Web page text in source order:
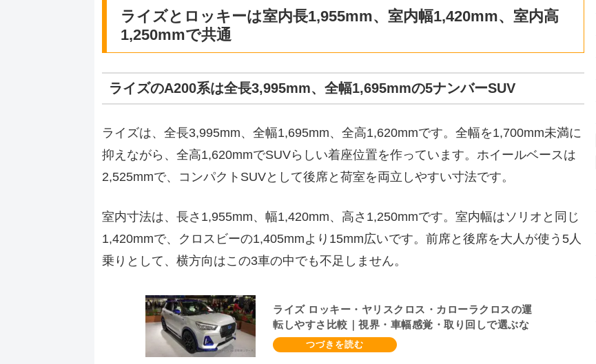
ライズとロッキーは室内長1,955mm、室内幅1,420mm、室内高
1,250mmで共通
ライズのA200系は全長3,995mm、全幅1,695mmの5ナンバーSUV
ライズは、全長3,995mm、全幅1,695mm、全高1,620mmです。全幅を1,700mm未満に
抑えながら、全高1,620mmでSUVらしい着座位置を作っています。ホイールベースは
2,525mmで、コンパクトSUVとして後席と荷室を両立しやすい寸法です。
室内寸法は、長さ1,955mm、幅1,420mm、高さ1,250mmです。室内幅はソリオと同じ
1,420mmで、クロスビーの1,405mmより15mm広いです。前席と後席を大人が使う5人
乗りとして、横方向はこの3車の中でも不足しません。
ライズ ロッキー・ヤリスクロス・カローラクロスの運
転しやすさ比較｜視界・車幅感覚・取り回しで選ぶな
ら